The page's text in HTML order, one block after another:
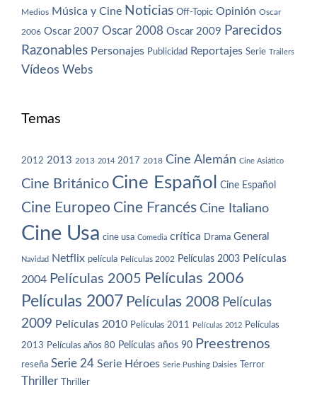
Medios Música y Cine Noticias Off-Topic Opinión Oscar
2006 Oscar 2007 Oscar 2008 Oscar 2009 Parecidos
Razonables Personajes Publicidad Reportajes Serie Trailers
Vídeos Webs
Temas
2012 2013 2013 2014 2017 2018 Cine Alemán Cine Asiático
Cine Británico Cine Español Cine Español
Cine Europeo Cine Francés Cine Italiano
Cine Usa cine usa Comedia crítica Drama General
Navidad Netflix película Películas 2002 Películas 2003 Películas
2004 Películas 2005 Películas 2006
Películas 2007 Películas 2008 Películas
2009 Películas 2010 Películas 2011 Películas 2012 Películas
2013 Películas años 80 Películas años 90 Preestrenos
reseña Serie 24 Serie Héroes Serie Pushing Daisies Terror
Thriller Thriller